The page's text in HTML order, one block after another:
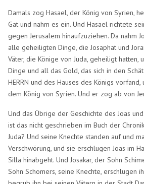
Damals zog Hasael, der König von Syrien,
Gat und nahm es ein. Und Hasael richtete
gegen Jerusalem hinaufzuziehen. Da nahm
alle geheiligten Dinge, die Josaphat und
Väter, die Könige von Juda, geheiligt hatten,
Dinge und all das Gold, das sich in den
HERRN und des Hauses des Königs vorfand,
dem König von Syrien. Und er zog ab von
Und das Übrige der Geschichte des Joas
ist das nicht geschrieben im Buch der
Juda? Und seine Knechte standen auf und
Verschwörung, und sie erschlugen Joas im
Silla hinabgeht. Und Josakar, der Sohn
Sohn Schomers, seine Knechte, erschlugen